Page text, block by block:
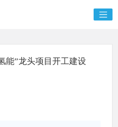
能”龙头项目开工建设